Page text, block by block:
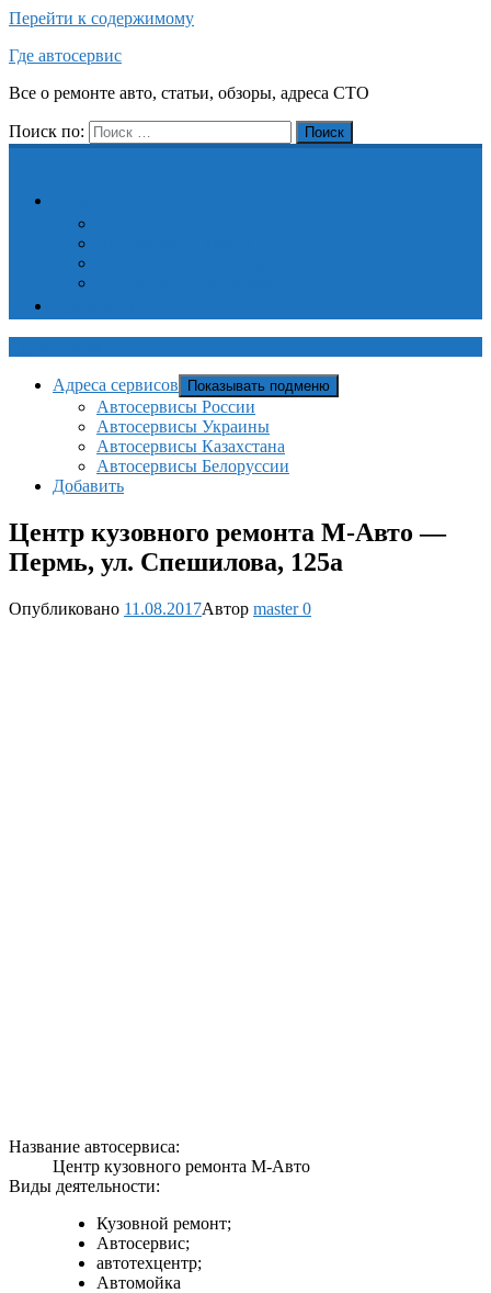
Перейти к содержимому
Где автосервис
Все о ремонте авто, статьи, обзоры, адреса СТО
Поиск по: Поиск
Адреса сервисов Показывать подменю
Автосервисы России
Автосервисы Украины
Автосервисы Казахстана
Автосервисы Белоруссии
Добавить
Центр кузовного ремонта М-Авто —
Пермь, ул. Спешилова, 125а
Опубликовано 11.08.2017Автор master0
Название автосервиса:
Центр кузовного ремонта М-Авто
Виды деятельности:
Кузовной ремонт;
Автосервис;
автотехцентр;
Автомойка